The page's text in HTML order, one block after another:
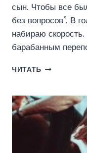
сын. Чтобы все
без вопросов”. В
набираю
барабанным
ЧИТАТЬ СВОДНЫЕ.
(ЮЛИАННА
ОРЛОВА)